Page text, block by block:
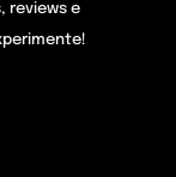
reviews e